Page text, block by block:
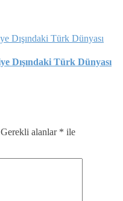
Dışındaki Türk Dünyası
Gerekli alanlar * ile